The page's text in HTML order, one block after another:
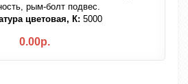
рым-болт подвес.
цветовая, К: 5000
0.00р.